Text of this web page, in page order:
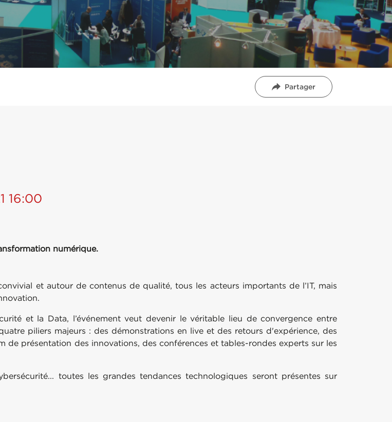
Partager
16:00
numérique.
et autour de contenus de qualité, tous les acteurs importants de l’IT, mais
et la Data, l’événement veut devenir le véritable lieu de convergence entre
piliers majeurs : des démonstrations en live et des retours d'expérience, des
présentation des innovations, des conférences et tables-rondes experts sur les
toutes les grandes tendances technologiques seront présentes sur